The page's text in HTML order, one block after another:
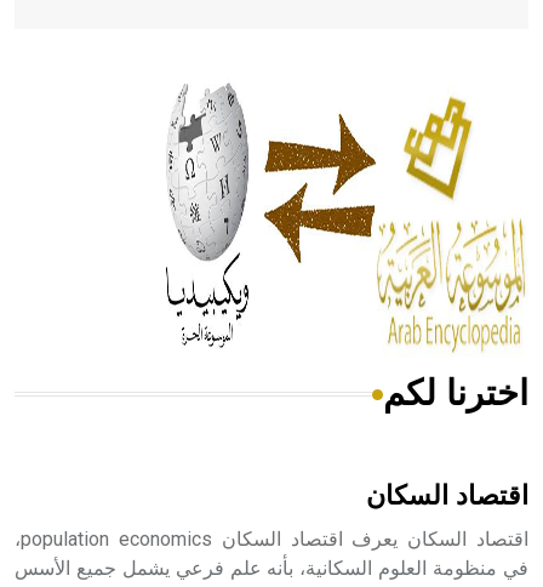
الحكم، الأدلة، تنظيم التغذية، ورسالته في جروح الرأس. ويعود
له الفضل بأنه حرر الطب من الدين والفلسفة.
- هل تعلم أن المرجان إفراز حيواني يتكون في البحر ويتركب
من مادة كربونات الكلسيوم، وهو أحمر أو شديد الحمرة وهو
أجود أنواعه، ويمتاز بكبر الحجم ويسمى الش
هل تعلم أن الأبسيد كلمة فرنسية اللفظ تم اعتمادها مصطلحاً
اخترنا لكم
اقتصاد السكان
اقتصاد السكان يعرف اقتصاد السكان population economics،
في منظومة العلوم السكانية، بأنه علم فرعي يشمل جميع الأسس